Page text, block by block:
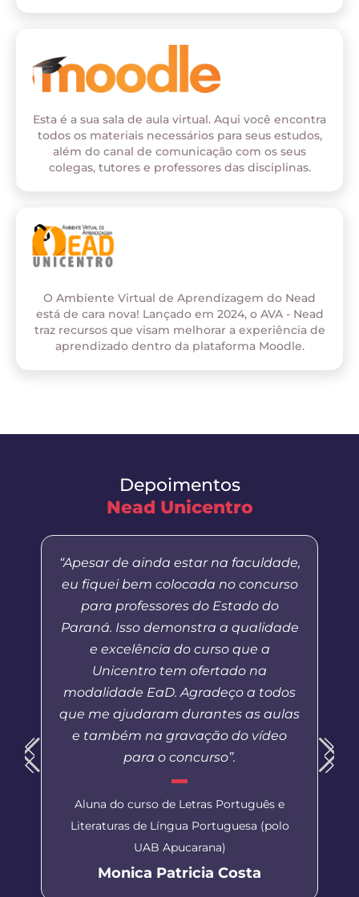
Esta é a sua sala de aula virtual. Aqui você encontra
todos os materiais necessários para seus estudos,
além do canal de comunicação com os seus
colegas, tutores e professores das disciplinas.
O Ambiente Virtual de Aprendizagem do Nead
está de cara nova! Lançado em 2024, o AVA - Nead
traz recursos que visam melhorar a experiência de
aprendizado dentro da plataforma Moodle.
Depoimentos
Nead Unicentro
“Apesar de ainda estar na faculdade,
eu fiquei bem colocada no concurso
para professores do Estado do
Paraná. Isso demonstra a qualidade
e excelência do curso que a
Unicentro tem ofertado na
modalidade EaD. Agradeço a todos
que me ajudaram durantes as aulas
e também na gravação do vídeo
para o concurso”.
Aluna do curso de Letras Português e
Literaturas de Língua Portuguesa (polo
UAB Apucarana)
Monica Patricia Costa